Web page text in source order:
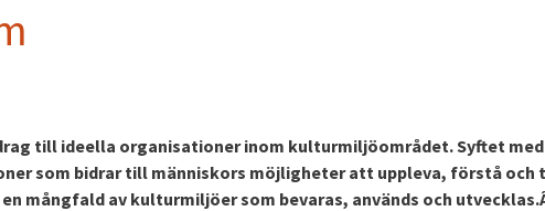
till ideella organisationer inom kulturmiljöområdet. Syftet med
som bidrar till människors möjligheter att uppleva, förstå och
mångfald av kulturmiljöer som bevaras, används och